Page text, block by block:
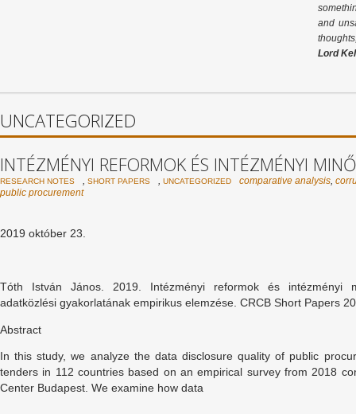
and
Lord
UNCATEGORIZED
INTÉZMÉNYI REFORMOK ÉS INTÉZMÉNYI
RESEARCH NOTES , SHORT PAPERS , UNCATEGORIZED comparative analysis,
public procurement
2019 október 23.
Tóth István János. 2019. Intézményi reformok és intézményi
adatközlési gyakorlatának empirikus elemzése. CRCB Short Papers
Abstract
In this study, we analyze the data disclosure quality of public
tenders in 112 countries based on an empirical survey from 2018
Center Budapest. We examine how data